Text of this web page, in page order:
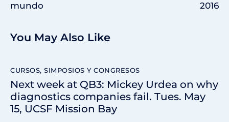
mundo
2016
You May Also Like
CURSOS, SIMPOSIOS Y CONGRESOS
Next week at QB3: Mickey Urdea on why
diagnostics companies fail. Tues. May
15, UCSF Mission Bay